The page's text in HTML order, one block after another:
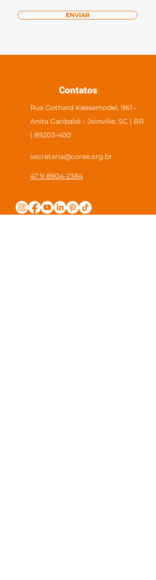
ENVIAR
Contatos
Rua Gothard Kaesemodel, 961 -
Anita Garibaldi - Joinville, SC | BR
| 89203-400
secretaria@coree.org.br
47 9 8904-2384